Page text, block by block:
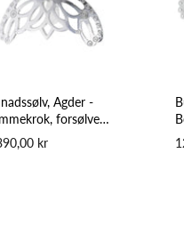
Agder -
forsølvet
kr